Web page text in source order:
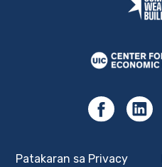
Patakaran sa Privacy